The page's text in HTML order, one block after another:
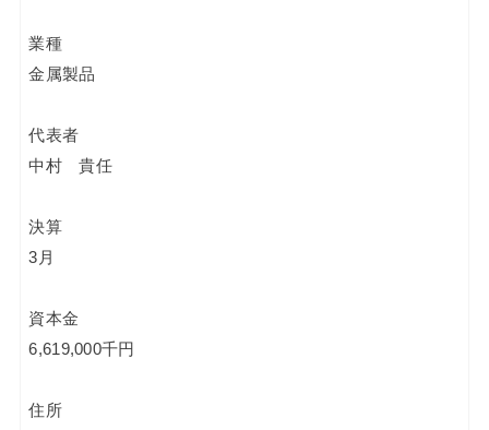
業種
金属製品
代表者
中村 貴任
決算
3月
資本金
6,619,000千円
住所